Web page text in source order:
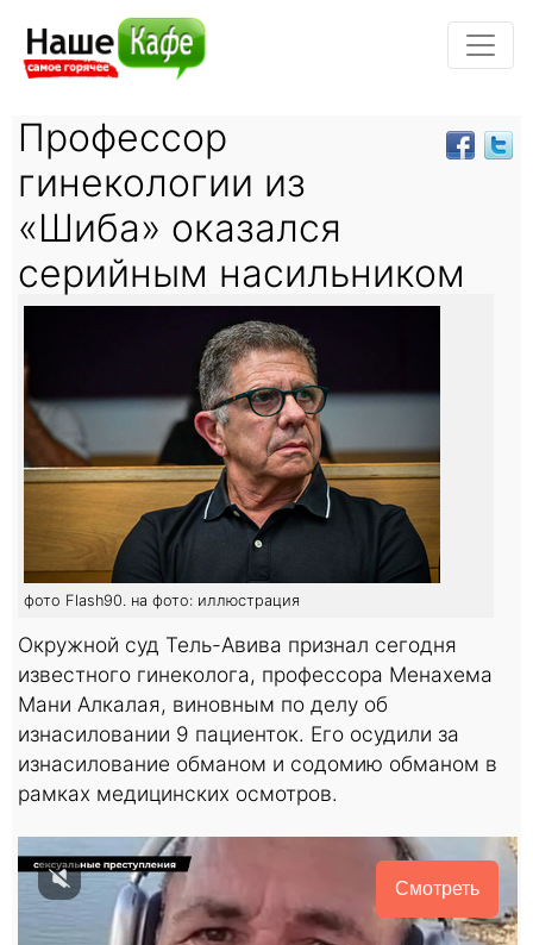
Профессор
гинекологии из
«Шиба» оказался
серийным насильником
фото Flash90. на фото: иллюстрация
Окружной суд Тель-Авива признал сегодня
известного гинеколога, профессора Менахема
Мани Алкалая, виновным по делу об
изнасиловании 9 пациенток. Его осудили за
изнасилование обманом и содомию обманом в
рамках медицинских осмотров.
Смотреть